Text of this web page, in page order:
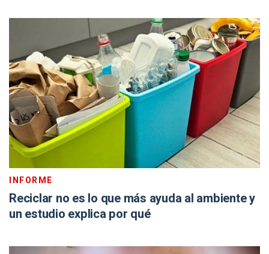
INFORME
Reciclar no es lo que más ayuda al ambiente y
un estudio explica por qué